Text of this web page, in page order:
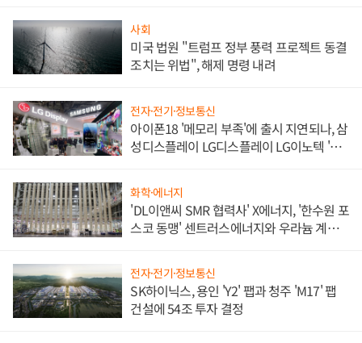
사회
미국 법원 "트럼프 정부 풍력 프로젝트 동결
조치는 위법", 해제 명령 내려
전자·전기·정보통신
아이폰18 '메모리 부족'에 출시 지연되나, 삼
성디스플레이 LG디스플레이 LG이노텍 '탈
화학·에너지
'DL이앤씨 SMR 협력사' X에너지, '한수원 포
스코 동맹' 센트러스에너지와 우라늄 계약
전자·전기·정보통신
SK하이닉스, 용인 'Y2' 팹과 청주 'M17' 팹
건설에 54조 투자 결정